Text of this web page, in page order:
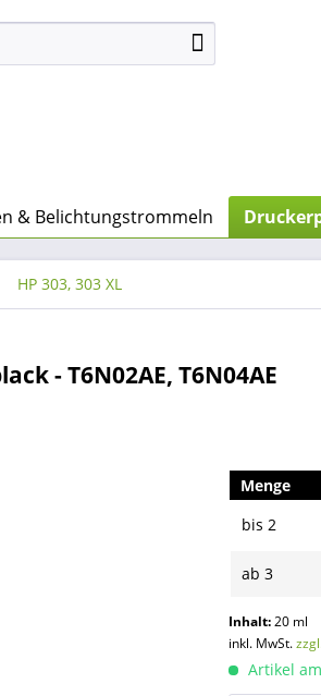
& Belichtungstrommeln
HP 303, 303 XL
- T6N02AE, T6N04AE
Menge
bis2
ab3
Inhalt:20 ml
inkl. MwSt.
Artikel